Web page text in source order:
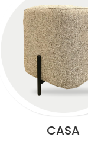
CASA